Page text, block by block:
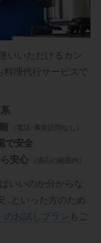
いいただけるカン
料理代行サービスで
（電話･事前訪問なし）
で安全
安心
（適応の範囲内）
いいのか分からな
…といった方のため
のお試しプラン もご